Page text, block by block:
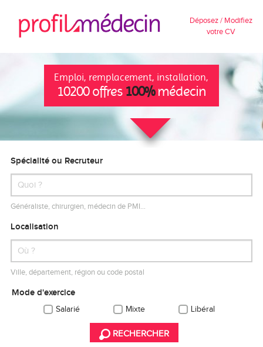
Déposez / Modifiez
votre CV
Emploi, remplacement, installation,
10200 offres 100%médecin
Spécialité ou Recruteur
Généraliste, chirurgien, médecin de PMI…
Localisation
Ville, département, région ou code postal
Mode d'exercice
Salarié Mixte Libéral
RECHERCHER